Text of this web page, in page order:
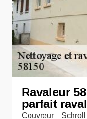
Ravaleur
parfait
Couvreur